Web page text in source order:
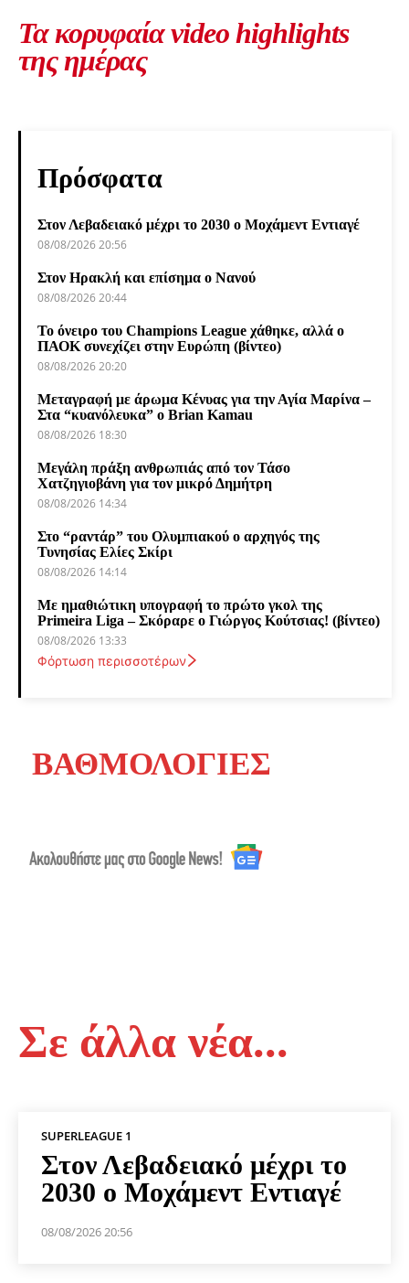
Τα κορυφαία video highlights
της ημέρας
Πρόσφατα
Στον Λεβαδειακό μέχρι το 2030 ο Μοχάμεντ Εντιαγέ
08/08/2026 20:56
Στον Ηρακλή και επίσημα ο Νανού
08/08/2026 20:44
Το όνειρο του Champions League χάθηκε, αλλά ο
ΠΑΟΚ συνεχίζει στην Ευρώπη (βίντεο)
08/08/2026 20:20
Μεταγραφή με άρωμα Κένυας για την Αγία Μαρίνα –
Στα “κυανόλευκα” ο Brian Kamau
08/08/2026 18:30
Μεγάλη πράξη ανθρωπιάς από τον Τάσο
Χατζηγιοβάνη για τον μικρό Δημήτρη
08/08/2026 14:34
Στο “ραντάρ” του Ολυμπιακού ο αρχηγός της
Τυνησίας Ελίες Σκίρι
08/08/2026 14:14
Με ημαθιώτικη υπογραφή το πρώτο γκολ της
Primeira Liga – Σκόραρε ο Γιώργος Κούτσιας! (βίντεο)
08/08/2026 13:33
Φόρτωση περισσοτέρων
ΒΑΘΜΟΛΟΓΙΕΣ
Σε άλλα νέα...
SUPERLEAGUE 1
Στον Λεβαδειακό μέχρι το
2030 ο Μοχάμεντ Εντιαγέ
08/08/2026 20:56